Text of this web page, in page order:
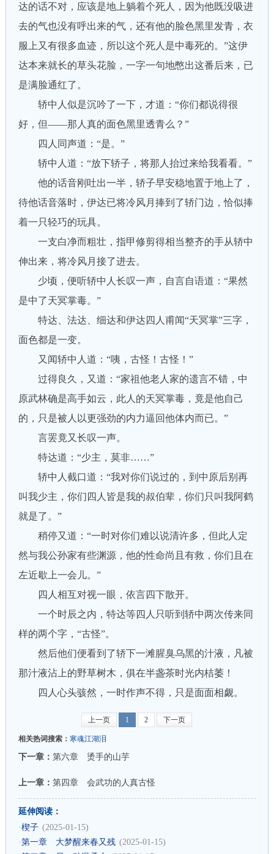
达的话不对，应该是地上躺着个死人，因为他既没吸进
去的气也没有呼出来的气，还有他的脸色黑里发青，衣
服上又有很多血迹，所以这个死人是中毒死的。”这伊
达本来就长的草头花脸，一字一句地憋出这番后来，已
是满脸通红了。
轿中人似是沉吟了一下，才道：“你们都说得很
好，但——那人真的面色黑里透青么？”
四人同声道：“是。”
轿中人道：“放下轿子，将那人抬过来给我看看。”
他的话音刚吐出一半，轿子早安稳地置于地上了，
待他话音落时，伊达已将冷风月捧到了轿门边，恰似捧
着一只轻巧的玩具。
一支白净而粗壮，指甲修剪得相当整齐的手从轿中
伸出来，将冷风月接了进去。
少顷，便听轿中人长叹一声，自言自语道：“果然
是中了天冥掌毒。”
特达、法达、细达和伊达四人甫闻“天冥掌”三字，
面色都是一变。
又闻轿中人道：“咦，古怪！古怪！”
过得良久，又道：“家祖他老人家的遗言不错，中
原武林确是高手如云，此人的天冥掌毒，竟是他自己
的，只是被人以更强劲的内力逼回他体内而已。”
言罢竟又长叹一声。
特达道：“少主，莫非……”
轿中人截口道：“我对你们说过的，到中原后别再
叫我少主，你们四人皆是我的叔伯辈，你们只叫我阿鹤
就是了。”
稍停又道：“一时对你们难以说清许多，但此人定
然与我公孙家有些渊源，他的性命尚且有救，你们且在
左近歇上一会儿。”
四人相互对视一眼，依言四下散开。
一个时辰之内，特达等四人只听到轿中两次传来同
样的两个字，“古怪”。
然后他们便看到了轿下一滩腥臭乌黑的汁液，凡被
那汁液沾上的野草树木，俱在半盏茶时光内桔萎！
四人心头骇然，一时作声不得，只是面面相觑。
上一页 1 2 下一页
相关热词搜索： 寒魂江湖泪
下一章： 第六章 烫手的山芋
上一章： 第四章 会武功的人真古怪
延伸阅读：
·楔子 (2025-01-15)
·第一章 大梦醒来春又残 (2025-01-15)